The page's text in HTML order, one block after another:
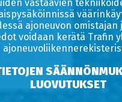
vastaavien
ajoneuvon omistajan
voidaan kerätä Trafin
LUOVUTUKSET